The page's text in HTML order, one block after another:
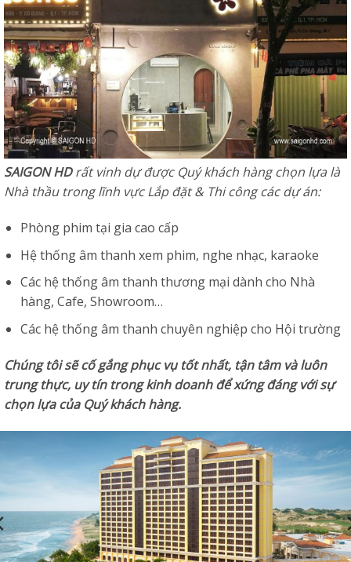
SAIGON HDrất vinh dự được Quý khách hàng chọn lựa là
Nhà thầu trong lĩnh vực Lắp đặt & Thi công các dự án:
Phòng phim tại gia cao cấp
Hệ thống âm thanh xem phim, nghe nhạc, karaoke
Các hệ thống âm thanh thương mại dành cho Nhà
hàng, Cafe, Showroom…
Các hệ thống âm thanh chuyên nghiệp cho Hội trường
Chúng tôi sẽ cố gắng phục vụ tốt nhất, tận tâm và luôn
trung thực, uy tín trong kinh doanh để xứng đáng với sự
chọn lựa của Quý khách hàng.